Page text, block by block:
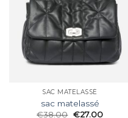
SAC MATELASSÉ
sac matelassé
€38.00 €27.00